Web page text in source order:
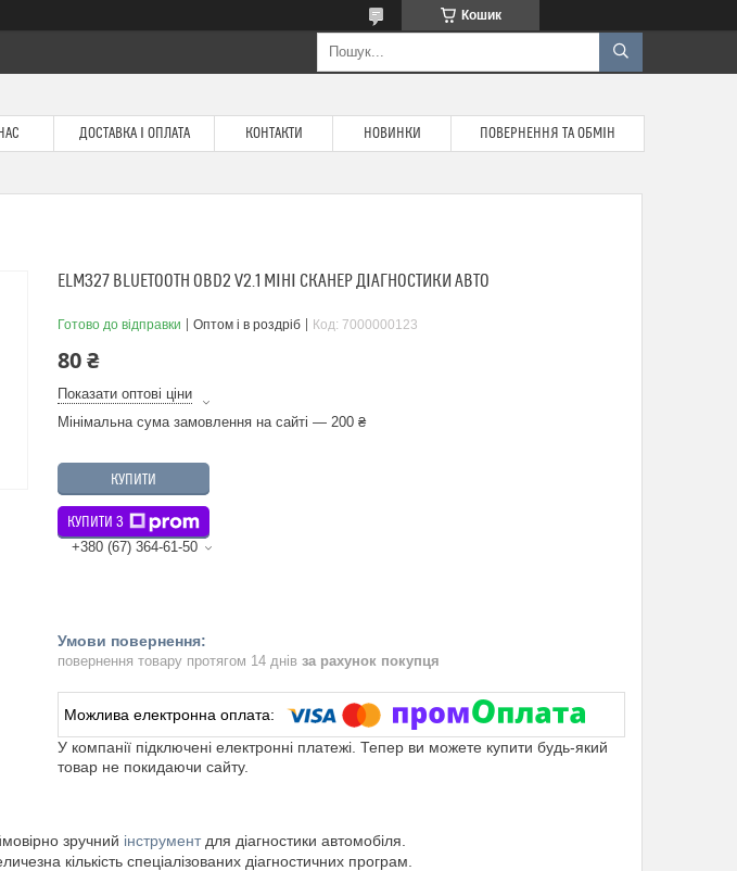
Кошик
ДОСТАВКА І ОПЛАТА КОНТАКТИ НОВИНКИ ПОВЕРНЕННЯ ТА ОБМІН
ELM327 BLUETOOTH OBD2 V2.1 МІНІ СКАНЕР ДІАГНОСТИКИ АВТО
Готово до відправки Оптом і в роздріб Код: 7000000123
80 ₴
Показати оптові ціни
Мінімальна сума замовлення на сайті — 200 ₴
КУПИТИ
КУПИТИ З
+380 (67) 364-61-50
повернення товару протягом 14 днів за рахунок покупця
У компанії підключені електронні платежі. Тепер ви можете купити будь-який
товар не покидаючи сайту.
зручний інструментдля діагностики автомобіля.
кількість спеціалізованих діагностичних програм.